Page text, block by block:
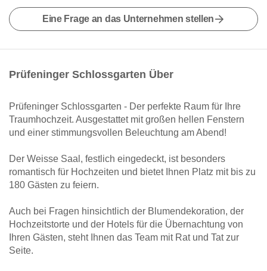
Eine Frage an das Unternehmen stellen
Prüfeninger Schlossgarten Über
Prüfeninger Schlossgarten - Der perfekte Raum für Ihre
Traumhochzeit. Ausgestattet mit großen hellen Fenstern
und einer stimmungsvollen Beleuchtung am Abend!
Der Weisse Saal, festlich eingedeckt, ist besonders
romantisch für Hochzeiten und bietet Ihnen Platz mit bis zu
180 Gästen zu feiern.
Auch bei Fragen hinsichtlich der Blumendekoration, der
Hochzeitstorte und der Hotels für die Übernachtung von
Ihren Gästen, steht Ihnen das Team mit Rat und Tat zur
Seite.